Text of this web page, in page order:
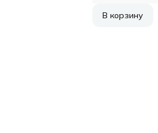
В корзину